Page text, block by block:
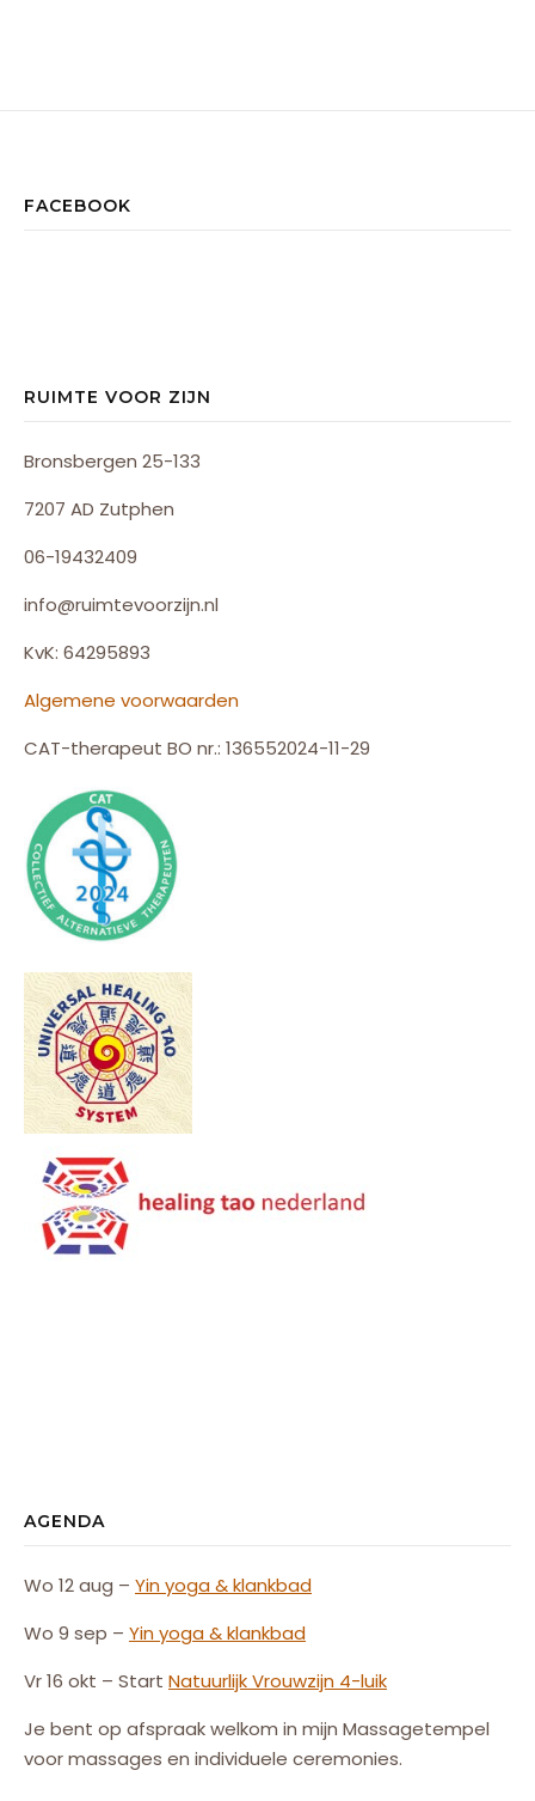
FACEBOOK
RUIMTE VOOR ZIJN
Bronsbergen 25-133
7207 AD Zutphen
06-19432409
info@ruimtevoorzijn.nl
KvK: 64295893
Algemene voorwaarden
CAT-therapeut BO nr.: 136552024-11-29
AGENDA
Wo 12 aug – Yin yoga & klankbad
Wo 9 sep – Yin yoga & klankbad
Vr 16 okt – Start NatuurlijkVrouwzijn 4-luik
Je bent op afspraak welkom in mijn Massagetempel
voor massages en individuele ceremonies.